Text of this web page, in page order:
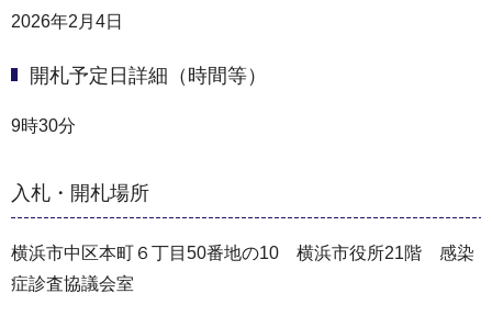
2026年2月4日
開札予定日詳細（時間等）
9時30分
入札・開札場所
横浜市中区本町６丁目50番地の10 横浜市役所21階 感染
症診査協議会室